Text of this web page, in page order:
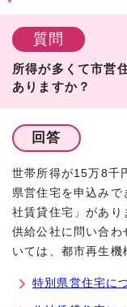
質問
所得が多くて市営
ありますか？
回答
世帯所得が15万8千
県営住宅を申込み
社賃貸住宅」があり
供給公社に問い合
いては、都市再生機
特別県営住宅に